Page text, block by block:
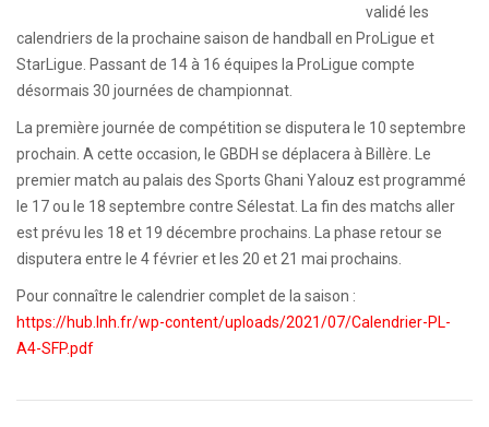
validé les
calendriers de la prochaine saison de handball en ProLigue et
StarLigue. Passant de 14 à 16 équipes la ProLigue compte
désormais 30 journées de championnat.
La première journée de compétition se disputera le 10 septembre
prochain. A cette occasion, le GBDH se déplacera à Billère. Le
premier match au palais des Sports Ghani Yalouz est programmé
le 17 ou le 18 septembre contre Sélestat. La fin des matchs aller
est prévu les 18 et 19 décembre prochains. La phase retour se
disputera entre le 4 février et les 20 et 21 mai prochains.
Pour connaître le calendrier complet de la saison :
https://hub.lnh.fr/wp-content/uploads/2021/07/Calendrier-PL-
A4-SFP.pdf